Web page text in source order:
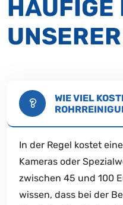
HÄUFIGE
WIE VIEL
In der Regel kostet
Kameras oder
zwischen 45 und 100
wissen, dass bei der